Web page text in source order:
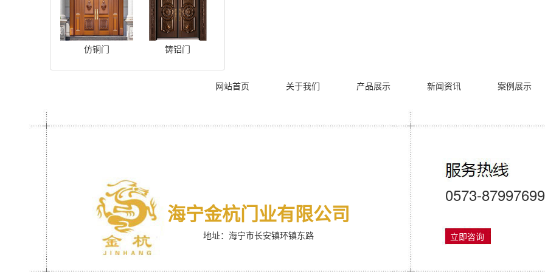
仿铜门 铸铝门
网站首页 关于我们 产品展示 新闻资讯 案例展示
0573-87997699
海宁金杭门业有限公司
地址：海宁市长安镇环镇东路 立即咨询